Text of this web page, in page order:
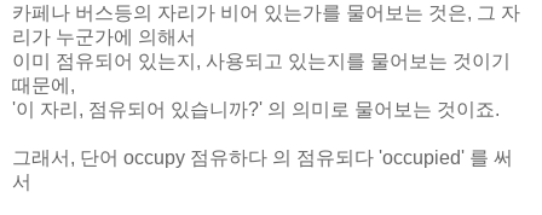
카페나 버스등의 자리가 비어 있는가를 물어보는 것은, 그 자
리가 누군가에 의해서
이미 점유되어 있는지, 사용되고 있는지를 물어보는 것이기
때문에,
'이 자리, 점유되어 있습니까?' 의 의미로 물어보는 것이죠.
그래서, 단어 occupy 점유하다 의 점유되다 'occupied' 를 써
서